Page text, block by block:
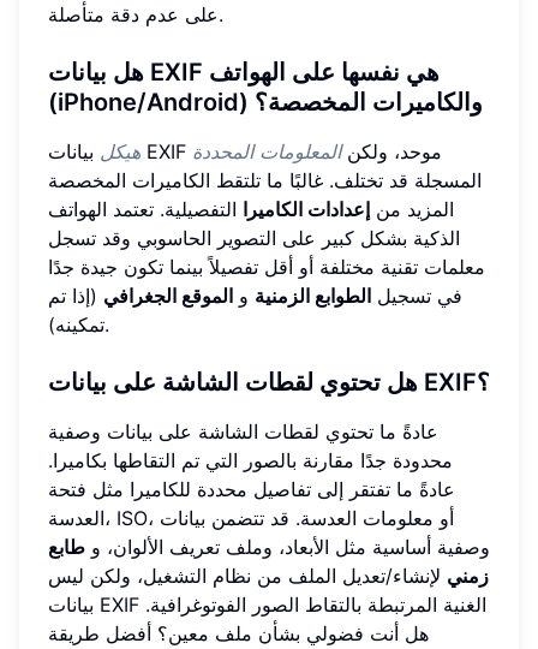
على عدم دقة متأصلة.
هل بيانات EXIF هي نفسها على الهواتف
(iPhone/Android) والكاميرات المخصصة؟
هيكل بيانات EXIF موحد، ولكنالمعلومات المحددة
المسجلة قد تختلف. غالبًا ما تلتقط الكاميرات المخصصة
المزيد من إعدادات الكاميرا التفصيلية. تعتمد الهواتف
الذكية بشكل كبير على التصوير الحاسوبي وقد تسجل
معلمات تقنية مختلفة أو أقل تفصيلاً بينما تكون جيدة جدًا
في تسجيل الطوابع الزمنية و الموقع الجغرافي (إذا تم
تمكينه).
هل تحتوي لقطات الشاشة على بيانات EXIF؟
عادةً ما تحتوي لقطات الشاشة على بيانات وصفية
محدودة جدًا مقارنة بالصور التي تم التقاطها بكاميرا.
عادةً ما تفتقر إلى تفاصيل محددة للكاميرا مثل فتحة
العدسة، ISO، أو معلومات العدسة. قد تتضمن بيانات
وصفية أساسية مثل الأبعاد، وملف تعريف الألوان، و طابع
زمني لإنشاء/تعديل الملف من نظام التشغيل، ولكن ليس
بيانات EXIF الغنية المرتبطة بالتقاط الصور الفوتوغرافية.
هل أنت فضولي بشأن ملف معين؟ أفضل طريقة